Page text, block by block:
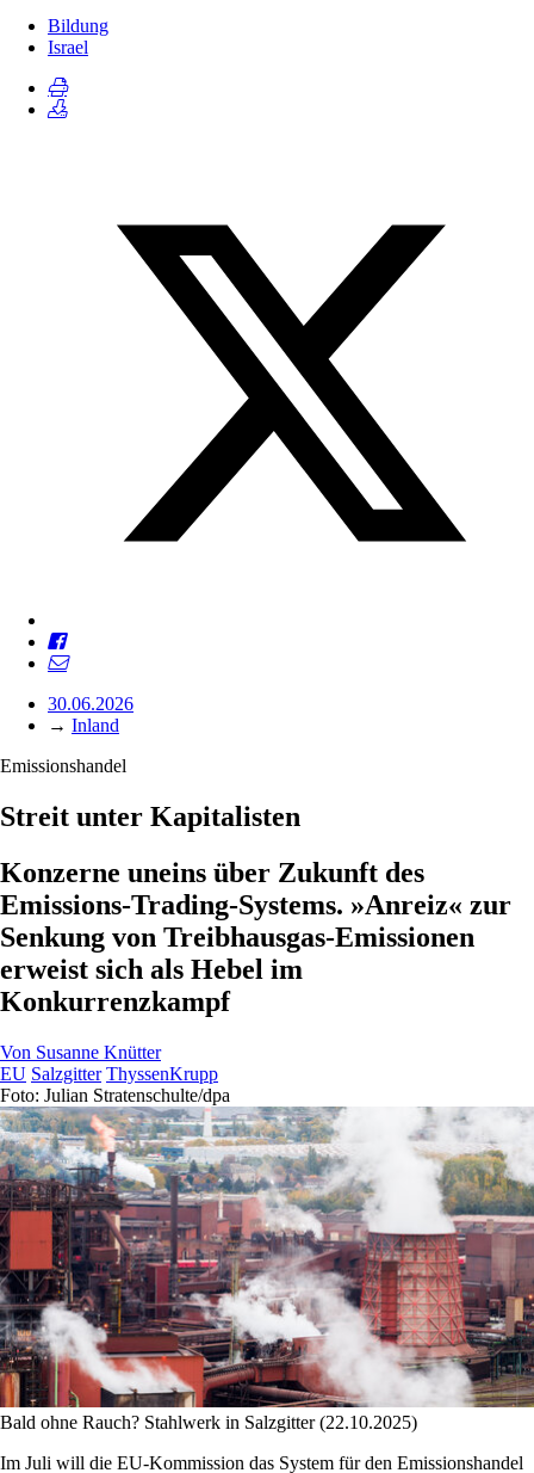
Bildung
Israel
30.06.2026
→ Inland
Emissionshandel
Streit unter Kapitalisten
Konzerne uneins über Zukunft des
Emissions-Trading-Systems. »Anreiz« zur
Senkung von Treibhausgas-Emissionen
erweist sich als Hebel im
Konkurrenzkampf
Von Susanne Knütter
EU Salzgitter ThyssenKrupp
Foto: Julian Stratenschulte/dpa
Bald ohne Rauch? Stahlwerk in Salzgitter (22.10.2025)
Im Juli will die EU-Kommission das System für den Emissionshandel